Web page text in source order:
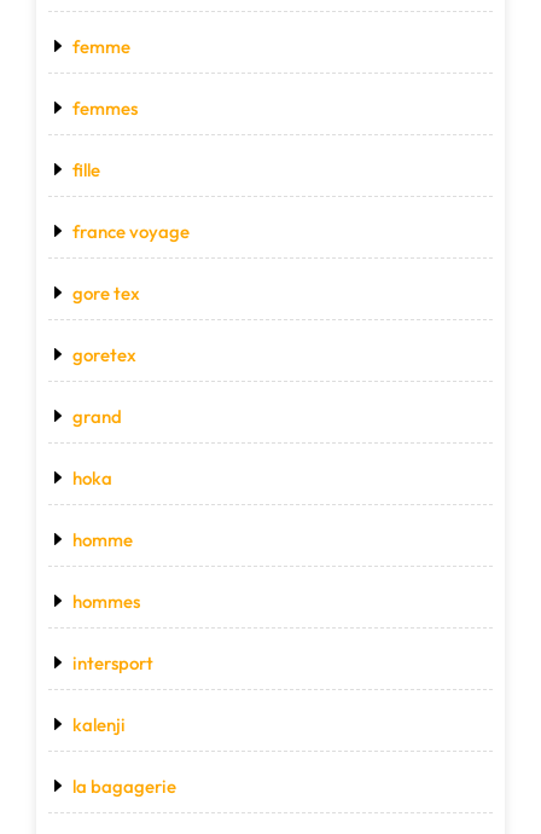
femme
femmes
fille
france voyage
gore tex
goretex
grand
hoka
homme
hommes
intersport
kalenji
la bagagerie